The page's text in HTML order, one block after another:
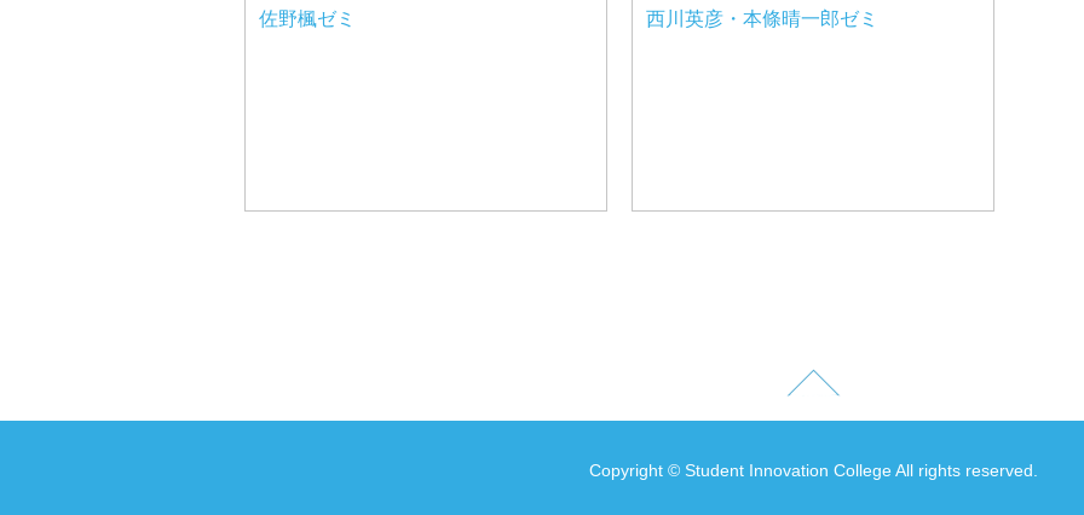
佐野楓ゼミ
西川英彦・本條晴一郎ゼミ
Copyright © Student Innovation College All rights reserved.